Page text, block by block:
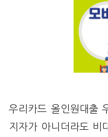
우리카드 올인원대출
지자가 아니더라도 비